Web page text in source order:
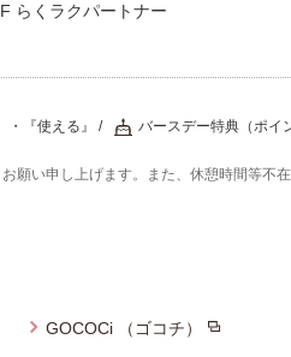
らくラクパートナー
『使える』 バースデー特典（ポイ
い申し上げます。また、休憩時間等不在
GOCOCi （ゴコチ）